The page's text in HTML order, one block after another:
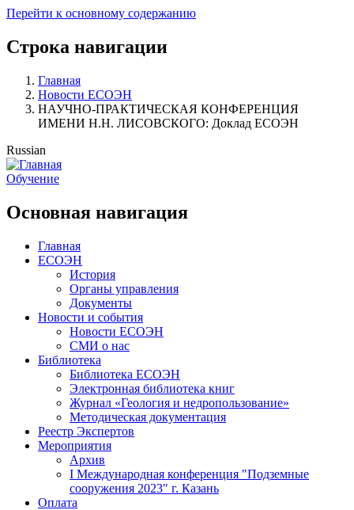
Перейти к основному содержанию
Строка навигации
Главная
Новости ЕСОЭН
НАУЧНО-ПРАКТИЧЕСКАЯ КОНФЕРЕНЦИЯ
ИМЕНИ Н.Н. ЛИСОВСКОГО: Доклад ЕСОЭН
Russian
Обучение
Основная навигация
Главная
ЕСОЭН
История
Органы управления
Документы
Новости и события
Новости ЕСОЭН
СМИ о нас
Библиотека
Библиотека ЕСОЭН
Электронная библиотека книг
Журнал «Геология и недропользование»
Методическая документация
Реестр Экспертов
Мероприятия
Архив
I Международная конференция "Подземные
сооружения 2023" г. Казань
Оплата